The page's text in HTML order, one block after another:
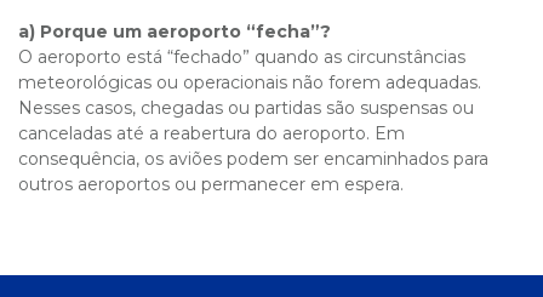
a) Porque um aeroporto “fecha”?
O aeroporto está “fechado” quando as circunstâncias
meteorológicas ou operacionais não forem adequadas.
Nesses casos, chegadas ou partidas são suspensas ou
canceladas até a reabertura do aeroporto. Em
consequência, os aviões podem ser encaminhados para
outros aeroportos ou permanecer em espera.